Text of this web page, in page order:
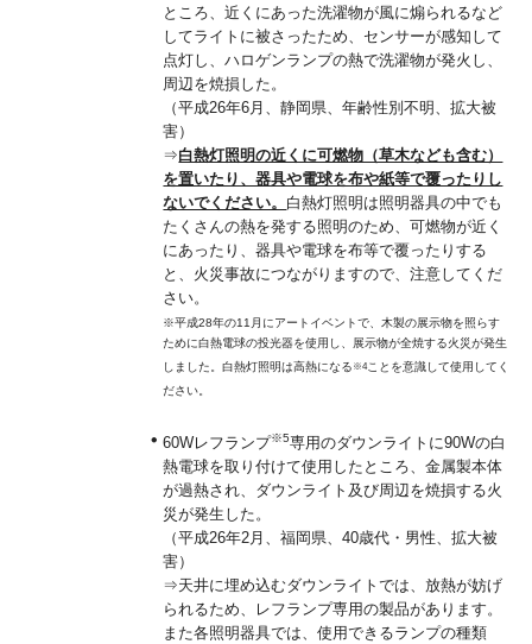
ところ、近くにあった洗濯物が風に煽られるなど
してライトに被さったため、センサーが感知して
点灯し、ハロゲンランプの熱で洗濯物が発火し、
周辺を焼損した。
（平成26年6月、静岡県、年齢性別不明、拡大被
害）
⇒白熱灯照明の近くに可燃物（草木なども含む）
を置いたり、器具や電球を布や紙等で覆ったりし
ないでください。 白熱灯照明は照明器具の中でも
たくさんの熱を発する照明のため、可燃物が近く
にあったり、器具や電球を布等で覆ったりする
と、火災事故につながりますので、注意してくだ
さい。
※平成28年の11月にアートイベントで、木製の展示物を照らす
ために白熱電球の投光器を使用し、展示物が全焼する火災が発生
しました。白熱灯照明は高熱になる ※4ことを意識して使用してく
ださい。
60Wレフランプ※5専用のダウンライトに90Wの白
熱電球を取り付けて使用したところ、金属製本体
が過熱され、ダウンライト及び周辺を焼損する火
災が発生した。
（平成26年2月、福岡県、40歳代・男性、拡大被
害）
⇒天井に埋め込むダウンライトでは、放熱が妨げ
られるため、レフランプ専用の製品があります。
また各照明器具では、使用できるランプの種類